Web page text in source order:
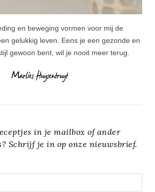
en beweging vormen voor mij de
gelukkig leven. Eens je een gezonde en
gewoon bent, wil je nooit meer terug.
in je mailbox of ander
Schrijf je in op onze nieuwsbrief.